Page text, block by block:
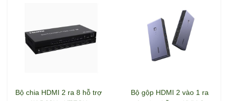
Bộ chia HDMI 2 ra 8 hỗ trợ
Bộ gộp HDMI 2 vào 1 ra